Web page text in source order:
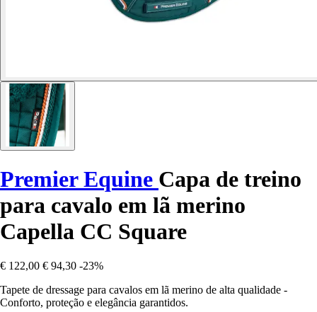
Premier Equine Capa de treino
para cavalo em lã merino
Capella CC Square
€ 122,00 € 94,30 -23%
Tapete de dressage para cavalos em lã merino de alta qualidade -
Conforto, proteção e elegância garantidos.